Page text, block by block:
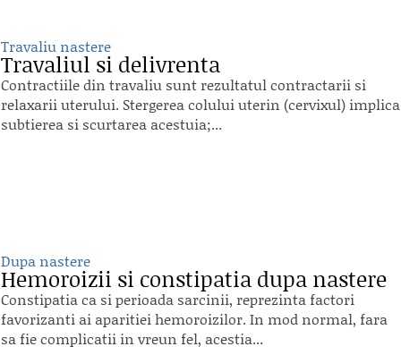
Travaliu nastere
Travaliul si delivrenta
Contractiile din travaliu sunt rezultatul contractarii si
relaxarii uterului. Stergerea colului uterin (cervixul) implica
subtierea si scurtarea acestuia;...
Dupa nastere
Hemoroizii si constipatia dupa nastere
Constipatia ca si perioada sarcinii, reprezinta factori
favorizanti ai aparitiei hemoroizilor. In mod normal, fara
sa fie complicatii in vreun fel, acestia...